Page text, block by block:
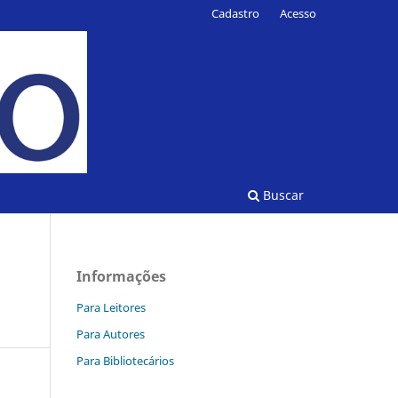
Buscar
Cadastro Acesso
Informações
Para Leitores
Para Autores
Para Bibliotecários